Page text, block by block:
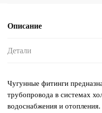
Описание
Детали
Чугунные фитинги
трубопровода в системах
водоснабжения и